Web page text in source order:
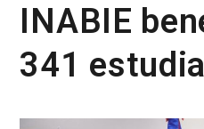
INABIE
341